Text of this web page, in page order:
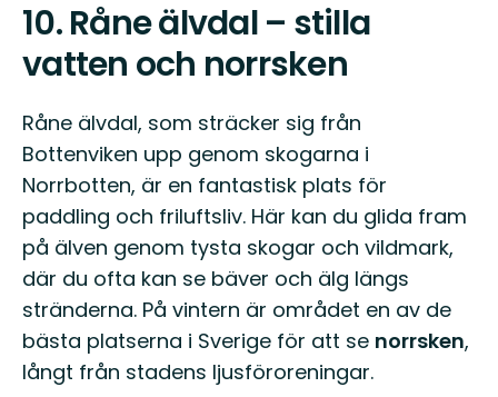
10.Råne älvdal – stilla
vatten och norrsken
Råne älvdal, som sträcker sig från
Bottenviken upp genom skogarna i
Norrbotten, är en fantastisk plats för
paddling och friluftsliv. Här kan du glida fram
på älven genom tysta skogar och vildmark,
där du ofta kan se bäver och älg längs
stränderna. På vintern är området en av de
bästa platserna i Sverige för att se norrsken,
långt från stadens ljusföroreningar.